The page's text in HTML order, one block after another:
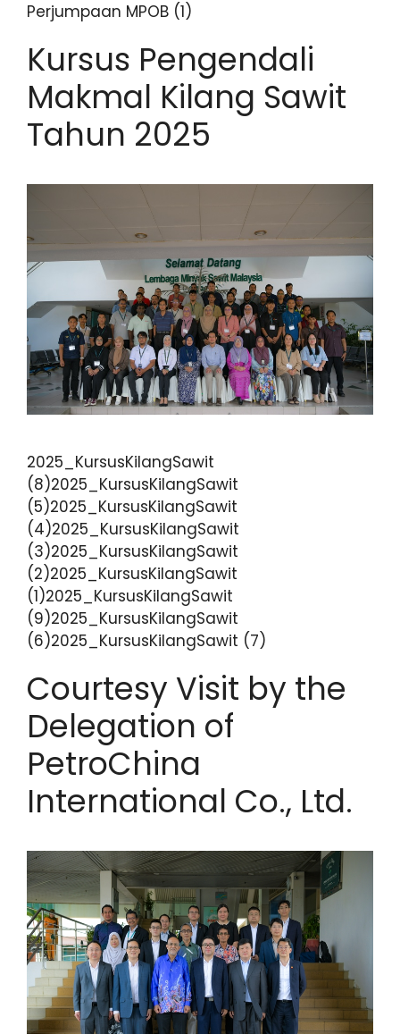
Perjumpaan MPOB (1)
Kursus Pengendali
Makmal Kilang Sawit
Tahun 2025
2025_KursusKilangSawit
(8)2025_KursusKilangSawit
(5)2025_KursusKilangSawit
(4)2025_KursusKilangSawit
(3)2025_KursusKilangSawit
(2)2025_KursusKilangSawit
(1)2025_KursusKilangSawit
(9)2025_KursusKilangSawit
(6)2025_KursusKilangSawit (7)
Courtesy Visit by the
Delegation of
PetroChina
International Co., Ltd.